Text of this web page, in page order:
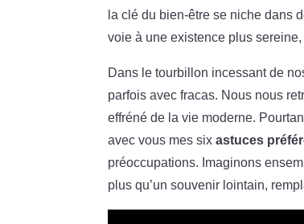
la clé du bien-être se niche dans
voie à une existence plus
Dans le tourbillon incessant de
parfois avec fracas. Nous nous
effréné de la vie moderne.
avec vous mes sixastuces
préoccupations. Imaginons
plus qu’un souvenir lointain,